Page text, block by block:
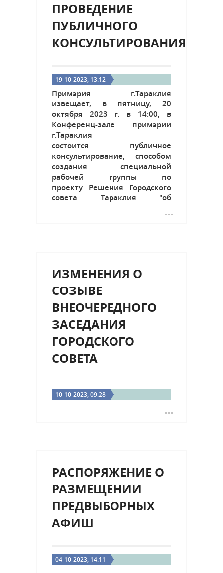
ПРОВЕДЕНИЕ
ПУБЛИЧНОГО
КОНСУЛЬТИРОВАНИЯ
19-10-2023, 13:12
Примэрия г.Тараклия
извещает, в пятницу, 20
октября 2023 г. в 14:00, в
Конференц-зале примэрии
г.Тараклия
состоится публичное
консультирование, способом
создания специальной
рабочей группы по
проекту Решения Городского
совета Тараклия "об
Плана социально-
ИЗМЕНЕНИЯ О
СОЗЫВЕ
ВНЕОЧЕРЕДНОГО
ЗАСЕДАНИЯ
ГОРОДСКОГО
СОВЕТА
10-10-2023, 09:28
РАСПОРЯЖЕНИЕ О
РАЗМЕЩЕНИИ
ПРЕДВЫБОРНЫХ
АФИШ
04-10-2023, 14:11